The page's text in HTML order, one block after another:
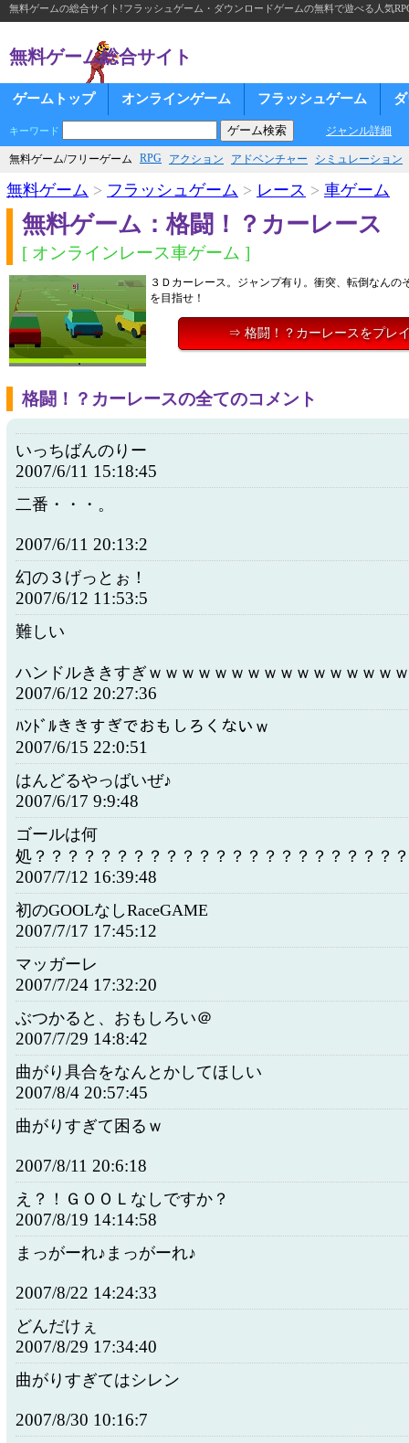
無料ゲームの総合サイト!フラッシュゲーム・ダウンロードゲームの無料で遊べる人気
無料ゲーム総合サイト
ゲームトップ オンラインゲーム フラッシュゲーム
キーワード ジャンル詳細
無料ゲーム/フリーゲーム RPG アクション アドベンチャー シミュレーション
無料ゲーム > フラッシュゲーム > レース > 車ゲーム
無料ゲーム：格闘！？カーレース
[ オンラインレース車ゲーム ]
３Ｄカーレース。ジャンプ有り。衝突、転倒なんの
を目指せ！
⇒ 格闘！？カーレースをプレ
格闘！？カーレースの全てのコメント
いっちばんのりー
2007/6/11 15:18:45
二番・・・。
2007/6/11 20:13:2
幻の３げっとぉ！
2007/6/12 11:53:5
難しい
ハンドルききすぎｗｗｗｗｗｗｗｗｗｗｗｗｗｗｗ
2007/6/12 20:27:36
ﾊﾝﾄﾞﾙききすぎでおもしろくないｗ
2007/6/15 22:0:51
はんどるやっばいぜ♪
2007/6/17 9:9:48
ゴールは何
処？？？？？？？？？？？？？？？？？？？？？？
2007/7/12 16:39:48
初のGOOLなしRaceGAME
2007/7/17 17:45:12
マッガーレ
2007/7/24 17:32:20
ぶつかると、おもしろい＠
2007/7/29 14:8:42
曲がり具合をなんとかしてほしい
2007/8/4 20:57:45
曲がりすぎて困るｗ
2007/8/11 20:6:18
え？！ＧＯＯＬなしですか？
2007/8/19 14:14:58
まっがーれ♪まっがーれ♪
2007/8/22 14:24:33
どんだけぇ
2007/8/29 17:34:40
曲がりすぎてはシレン
2007/8/30 10:16:7